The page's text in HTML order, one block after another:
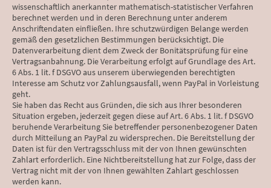
wissenschaftlich anerkannter mathematisch-statistischer Verfahren
berechnet werden und in deren Berechnung unter anderem
Anschriftendaten einfließen. Ihre schutzwürdigen Belange werden
gemäß den gesetzlichen Bestimmungen berücksichtigt. Die
Datenverarbeitung dient dem Zweck der Bonitätsprüfung für eine
Vertragsanbahnung. Die Verarbeitung erfolgt auf Grundlage des Art.
6 Abs. 1 lit. f DSGVO aus unserem überwiegenden berechtigten
Interesse am Schutz vor Zahlungsausfall, wenn PayPal in Vorleistung
geht.
Sie haben das Recht aus Gründen, die sich aus Ihrer besonderen
Situation ergeben, jederzeit gegen diese auf Art. 6 Abs. 1 lit. f DSGVO
beruhende Verarbeitung Sie betreffender personenbezogener Daten
durch Mitteilung an PayPal zu widersprechen. Die Bereitstellung der
Daten ist für den Vertragsschluss mit der von Ihnen gewünschten
Zahlart erforderlich. Eine Nichtbereitstellung hat zur Folge, dass der
Vertrag nicht mit der von Ihnen gewählten Zahlart geschlossen
werden kann.